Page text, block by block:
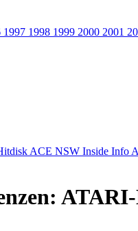
1997 1998 1999 2000 2001
ACE NSW Inside Info